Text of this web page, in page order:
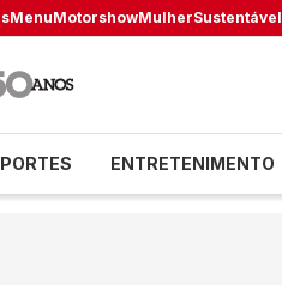
MenuMotorshowMulherSustentável
ENTRETENIMENTO